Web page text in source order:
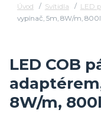
Úvod Svítidla LED
vypínač, 5m, 8W/m,
LED COB
8W/m,